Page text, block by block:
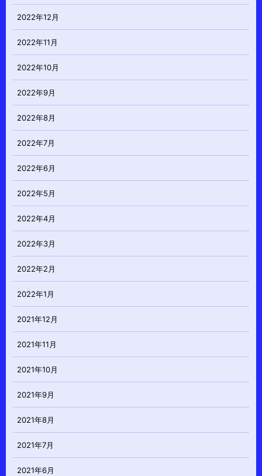
2022年12月
2022年11月
2022年10月
2022年9月
2022年8月
2022年7月
2022年6月
2022年5月
2022年4月
2022年3月
2022年2月
2022年1月
2021年12月
2021年11月
2021年10月
2021年9月
2021年8月
2021年7月
2021年6月